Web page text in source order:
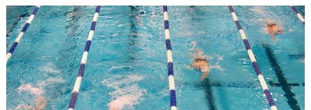
ARKIV